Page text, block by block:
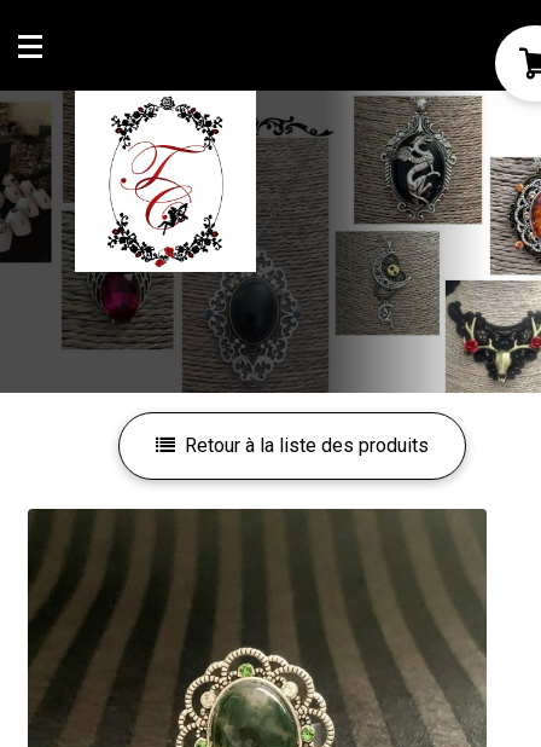
Mon compte
Mes favoris
Retour à la liste des produits